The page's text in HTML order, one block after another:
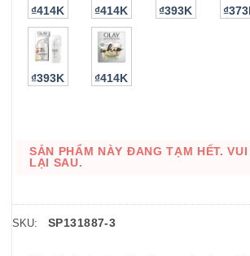
₫414K ₫414K ₫393K
₫393K ₫414K
SẢN PHẨM NÀY ĐANG TẠM HẾT.
LẠI SAU.
SKU: SP131887-3